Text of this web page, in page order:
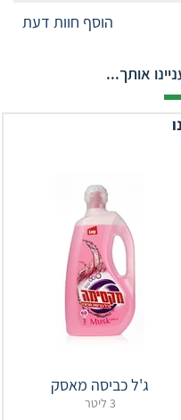
הוסף חוות דעת
אותך...
ג'ל כביסה מאסק
3 ליטר